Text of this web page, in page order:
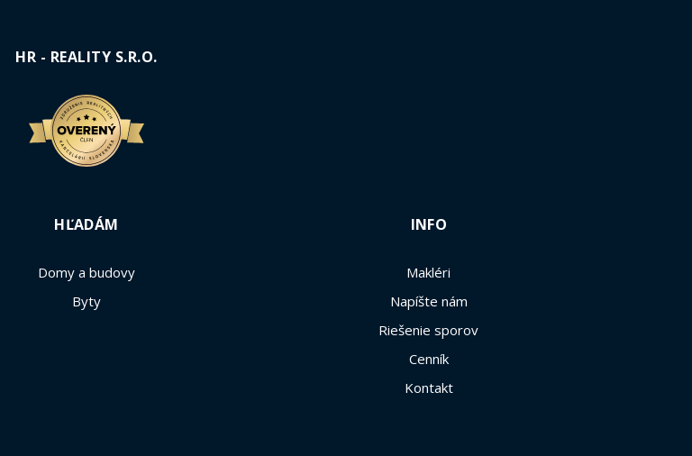
HR - REALITY S.R.O.
HĽADÁM
Domy a budovy
Byty
INFO
Makléri
Napíšte nám
Riešenie sporov
Cenník
Kontakt